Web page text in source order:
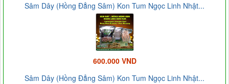
Sâm Dây (Hồng Đẳng Sâm) Kon Tum Ngọc Linh Nhật...
600.000 VND
Sâm Dây (Hồng Đẳng Sâm) Kon Tum Ngọc Linh Nhật...